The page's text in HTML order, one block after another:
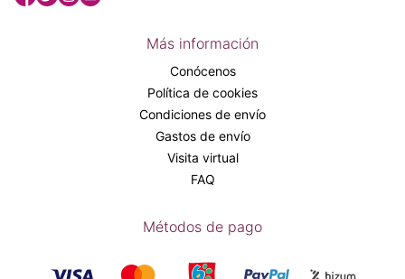
Más información
Conócenos
Política de cookies
Condiciones de envío
Gastos de envío
Visita virtual
FAQ
Métodos de pago